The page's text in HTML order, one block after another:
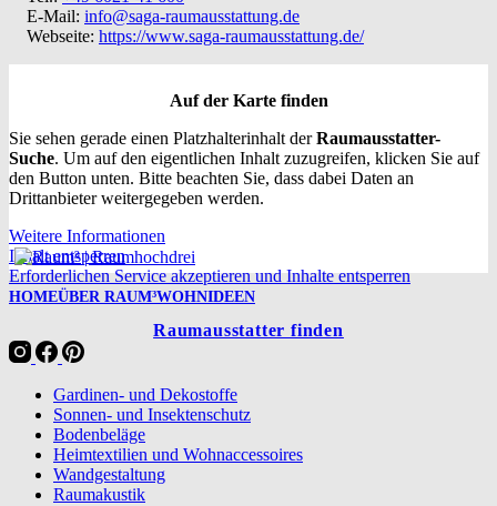
E-Mail: info@saga-raumausstattung.de
Webseite: https://www.saga-raumausstattung.de/
Auf der Karte finden
Sie sehen gerade einen Platzhalterinhalt derRaumausstatter-
Suche. Um auf den eigentlichen Inhalt zuzugreifen, klicken Sie auf
den Button unten. Bitte beachten Sie, dass dabei Daten an
Drittanbieter weitergegeben werden.
Weitere Informationen
Inhalt entsperren
Erforderlichen Service akzeptieren und Inhalte entsperren
HOMEÜBER RAUM³WOHNIDEEN
Raumausstatter finden
Gardinen- und Dekostoffe
Sonnen- und Insektenschutz
Bodenbeläge
Heimtextilien und Wohnaccessoires
Wandgestaltung
Raumakustik